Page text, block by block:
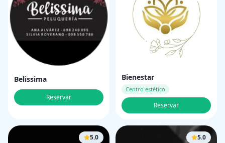
Belissima
Reservar
Bienestar
Centro estético
Reservar
5.0 5.0